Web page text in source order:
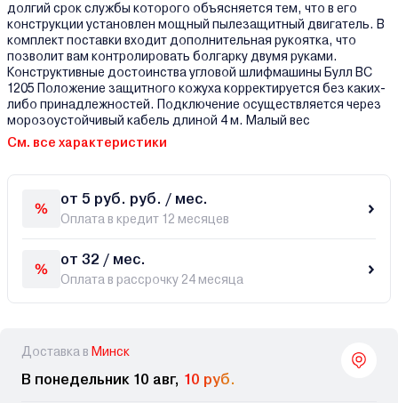
долгий срок службы которого объясняется тем, что в его
конструкции установлен мощный пылезащитный двигатель. В
комплект поставки входит дополнительная рукоятка, что
позволит вам контролировать болгарку двумя руками.
Конструктивные достоинства угловой шлифмашины Булл ВС
1205 Положение защитного кожуха корректируется без каких-
либо принадлежностей. Подключение осуществляется через
морозоустойчивый кабель длиной 4 м. Малый вес
См. все характеристики
от 5 руб. руб. / мес.
Оплата в кредит 12 месяцев
от 32 / мес.
Оплата в рассрочку 24 месяца
Доставка в Минск
В понедельник 10 авг, 10 руб.